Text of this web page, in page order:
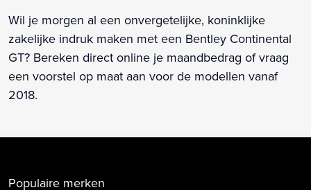
Wil je morgen al een onvergetelijke, koninklijke
zakelijke indruk maken met een Bentley Continental
GT? Bereken direct online je maandbedrag of vraag
een voorstel op maat aan voor de modellen vanaf
2018.
Populaire merken